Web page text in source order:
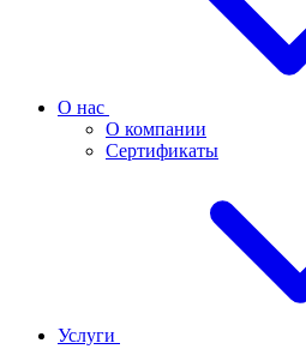
О нас
О компании
Сертификаты
Услуги